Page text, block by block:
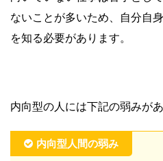
ないことが多いため、自分自
を知る必要があります。
内向型の人には下記の弱みがあ
内向型人間の弱み